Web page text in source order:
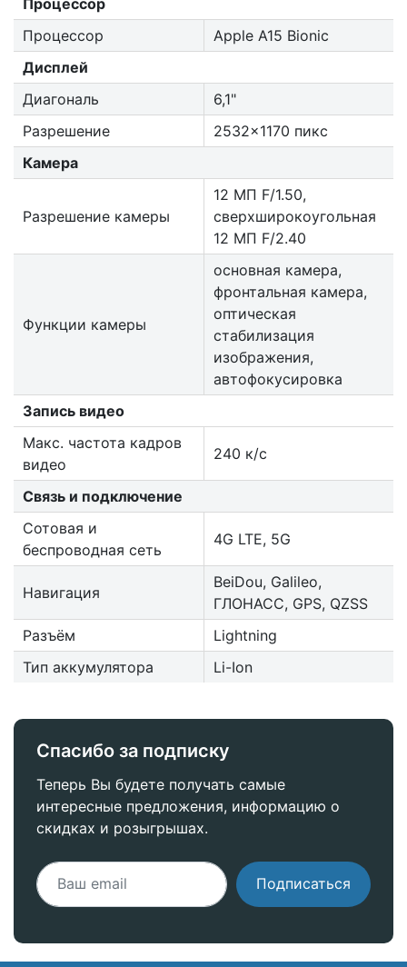
Процессор
Apple A15 Bionic
Дисплей
Диагональ
6,1"
Разрешение
2532x1170 пикс
Камера
Разрешение камеры
12 МП F/1.50,
сверхширокоугольная
12 МП F/2.40
Функции камеры
основная камера,
фронтальная камера,
оптическая
стабилизация
изображения,
автофокусировка
Запись видео
Макс. частота кадров
видео
240 к/с
Связь и подключение
Сотовая и
беспроводная сеть
4G LTE, 5G
Навигация
BeiDou, Galileo,
ГЛОНАСС, GPS, QZSS
Разъём
Lightning
Тип аккумулятора
Li-Ion
Спасибо за подписку
Теперь Вы будете получать самые
интересные предложения, информацию о
скидках и розыгрышах.
Подписаться